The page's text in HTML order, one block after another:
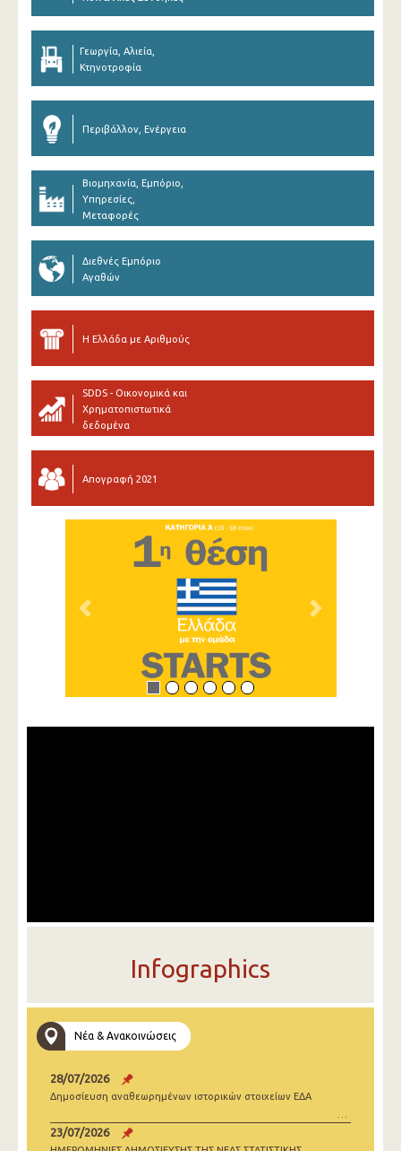
Γεωργία, Αλιεία,
Κτηνοτροφία
Περιβάλλον, Ενέργεια
Βιομηχανία, Εμπόριο,
Υπηρεσίες,
Μεταφορές
Διεθνές Εμπόριο
Αγαθών
Η Ελλάδα με Αριθμούς
SDDS - Οικονομικά και
Χρηματοπιστωτικά
δεδομένα
Απογραφή 2021
Previous Next
Infographics
Νέα & Ανακοινώσεις
28/07/2026
Δημοσίευση αναθεωρημένων ιστορικών στοιχείων ΕΔΑ
23/07/2026